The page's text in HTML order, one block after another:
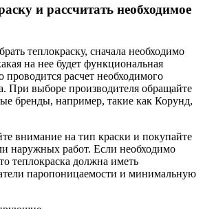
и рассчитать необходимое
теплокраску, сначала необходимо
на нее будет функциональная
проводится расчет необходимого
При выборе производителя обращайте
бренды, например, такие как Корунд,
внимание на тип краски и покупайте
наружных работ. Если необходимо
теплокраска должна иметь
паропоницаемости и минимальную